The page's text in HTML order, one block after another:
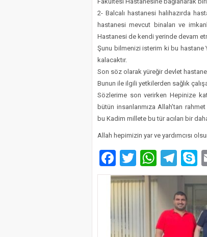
2- Balcalı hastanesi halihazırda
hastanesi mevcut binaları ve
Hastanesi de kendi yerinde devam
Şunu bilmenizi isterim ki bu hastane
kalacaktır.
Son söz olarak yüreğir devlet
Bunun ile ilgili yetkilerden sağlık
​Sözlerime son verirken Hepinize
bütün insanlarımıza Allah’tan
bu Kadim millete bu tür acıları bir
Allah hepimizin yar ve yardımcısı
Facebook
Twitter